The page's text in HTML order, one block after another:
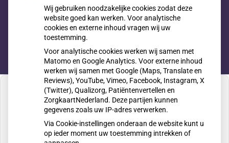
Geneesmiddelen mee op reis
U heeft geen toestemming gegeven voor
externe inhoud die nodig is om dit te zien.
Wij gebruiken noodzakelijke cookies zodat deze
website goed kan werken. Voor analytische
cookies en externe inhoud vragen wij uw
toestemming.
Voor analytische cookies werken wij samen met
Matomo en Google Analytics. Voor externe inhoud
werken wij samen met Google (Maps, Translate en
Reviews), YouTube, Vimeo, Facebook, Instagram, X
(Twitter), Qualizorg, Patiëntenvertellen en
ZorgkaartNederland. Deze partijen kunnen
gegevens zoals uw IP-adres verwerken.
Via Cookie-instellingen onderaan de website kunt u
op ieder moment uw toestemming intrekken of